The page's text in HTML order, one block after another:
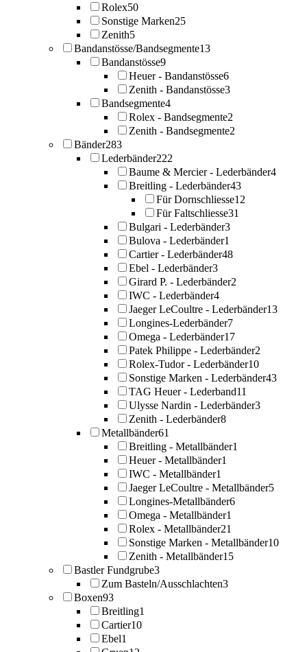
Rolex50
Sonstige Marken25
Zenith5
Bandanstösse/Bandsegmente13
Bandanstösse9
Heuer - Bandanstösse6
Zenith - Bandanstösse3
Bandsegmente4
Rolex - Bandsegmente2
Zenith - Bandsegmente2
Bänder283
Lederbänder222
Baume & Mercier - Lederbänder4
Breitling - Lederbänder43
Für Dornschliesse12
Für Faltschliesse31
Bulgari - Lederbänder3
Bulova - Lederbänder1
Cartier - Lederbänder48
Ebel - Lederbänder3
Girard P. - Lederbänder2
IWC - Lederbänder4
Jaeger LeCoultre - Lederbänder13
Longines-Lederbänder7
Omega - Lederbänder17
Patek Philippe - Lederbänder2
Rolex-Tudor - Lederbänder10
Sonstige Marken - Lederbänder43
TAG Heuer - Lederband11
Ulysse Nardin - Lederbänder3
Zenith - Lederbänder8
Metallbänder61
Breitling - Metallbänder1
Heuer - Metallbänder1
IWC - Metallbänder1
Jaeger LeCoultre - Metallbänder5
Longines-Metallbänder6
Omega - Metallbänder1
Rolex - Metallbänder21
Sonstige Marken - Metallbänder10
Zenith - Metallbänder15
Bastler Fundgrube3
Zum Basteln/Ausschlachten3
Boxen93
Breitling1
Cartier10
Ebel1